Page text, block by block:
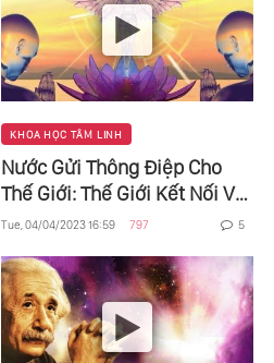
KHOA HỌC TÂM LINH
Nước Gửi Thông Điệp Cho
Thế Giới: Thế Giới Kết Nối Với
Nhau Bởi Tình Yêu Và Lòng
Tue, 04/04/2023 16:59 797 5